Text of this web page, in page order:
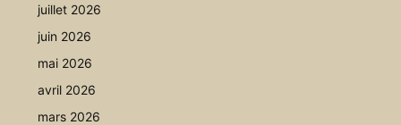
juillet 2026
juin 2026
mai 2026
avril 2026
mars 2026